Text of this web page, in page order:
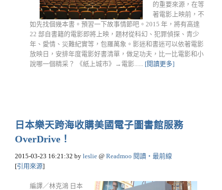
的重要來源，在等
著電影上映前，不
如先找個幾本書。預習一下故事情節吧。2015 年，將有高達
22 部自書籍的電影即將上映，題材從科幻、犯罪偵探、青少
年、愛情、災難紀實等，包羅萬象。影迷和書迷可以依著電影
放映日，安排年度電影好書清單，做足功夫，比一比電影和小
說哪一個精采？ 《紙上城市》→電影...... [閱讀更多]
日本樂天跨海收購美國電子圖書館服務
OverDrive！
2015-03-23 16:21:32 by leslie @ Readmoo 閱讀‧最前線
[引用來源]
編譯／林克鴻 日本